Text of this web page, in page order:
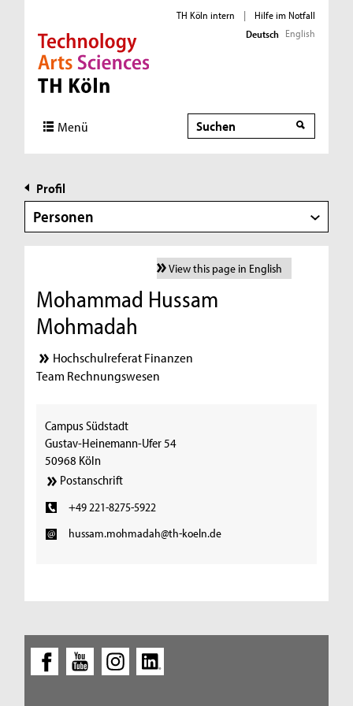
Direkt zur Hauptnavigation
Direkt zur Subnavigation
Direkt zum Inhalt
Direkt zum Fußbereich
TH Köln intern |
Hilfe im Notfall
Deutsch English
Menü Suche
Profil
Personen
View this page in English
Mohammad Hussam
Mohmadah
Hochschulreferat Finanzen
Team Rechnungswesen
Campus Südstadt
Gustav-Heinemann-Ufer 54
50968 Köln
Postanschrift
+49 221-8275-5922
hussam.mohmadah@th-koeln.de